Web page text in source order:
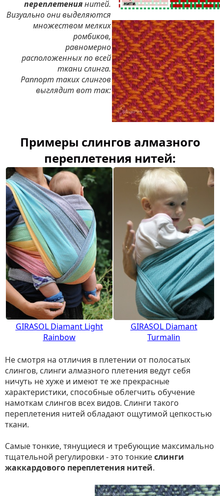
переплетениянитей.
Визуально они выделяются
множеством мелких
ромбиков,
равномерно
расположенных по всей
ткани слинга.
Раппорт таких слингов
выглядит вот так:
Примеры слингов алмазного
переплетения нитей:
GIRASOL Diamant Light
Rainbow
GIRASOL Diamant
Turmalin
Не смотря на отличия в плетении от полосатых
слингов, слинги алмазного плетения ведут себя
ничуть не хуже и имеют те же прекрасные
характеристики, способные облегчить обучение
намоткам слингов всех видов. Слинги такого
переплетения нитей обладают ощутимой цепкостью
ткани.
Самые тонкие, тянущиеся и требующие максимально
тщательной регулировки - это тонкиеслинги
жаккардового переплетения нитей.